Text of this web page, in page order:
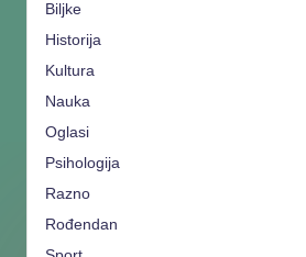
Biljke
Historija
Kultura
Nauka
Oglasi
Psihologija
Razno
Rođendan